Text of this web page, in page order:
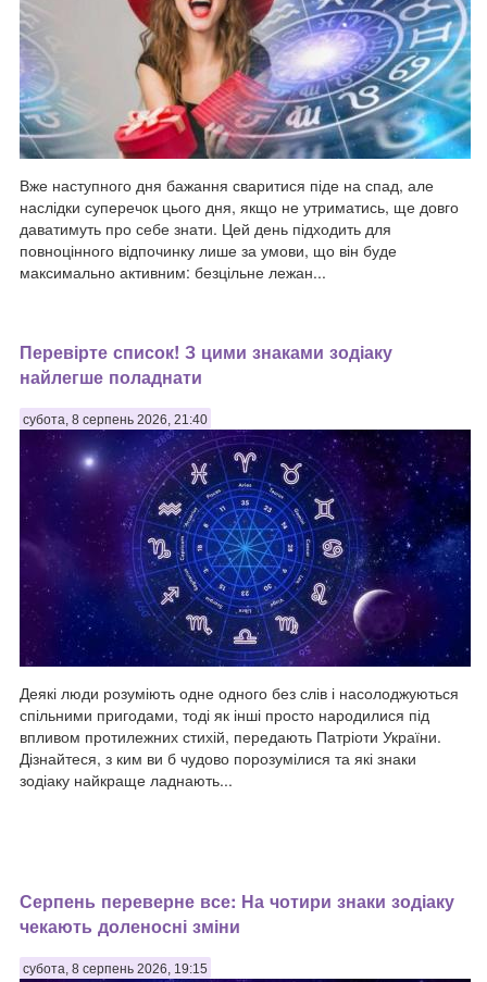
Вже наступного дня бажання сваритися піде на спад, але
наслідки суперечок цього дня, якщо не утриматись, ще довго
даватимуть про себе знати. Цей день підходить для
повноцінного відпочинку лише за умови, що він буде
максимально активним: безцільне лежан...
Перевірте список! З цими знаками зодіаку
найлегше поладнати
субота, 8 серпень 2026, 21:40
Деякі люди розуміють одне одного без слів і насолоджуються
спільними пригодами, тоді як інші просто народилися під
впливом протилежних стихій, передають Патріоти України.
Дізнайтеся, з ким ви б чудово порозумілися та які знаки
зодіаку найкраще ладнають...
Серпень переверне все: На чотири знаки зодіаку
чекають доленосні зміни
субота, 8 серпень 2026, 19:15